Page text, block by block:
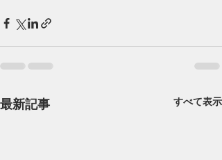
最新記事 すべて表示